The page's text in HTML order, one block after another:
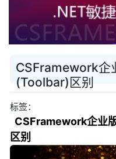
CSFramework企
(Toolbar)区别
标签：
CSFramework企业
区别